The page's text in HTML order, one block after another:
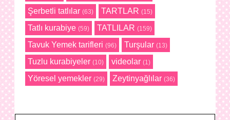
Şerbetli tatlılar (63) TARTLAR (15)
Tatlı kurabiye (59) TATLILAR (159)
Tavuk Yemek tarifleri (96) Turşular (13)
Tuzlu kurabiyeler (10) videolar (1)
Yöresel yemekler (29) Zeytinyağlılar (36)